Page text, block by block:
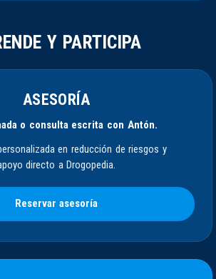
Y PARTICIPA
ASESORÍA
o consulta escrita con Antón.
en reducción de riesgos y
directo a Drogopedia.
Reservar asesoría